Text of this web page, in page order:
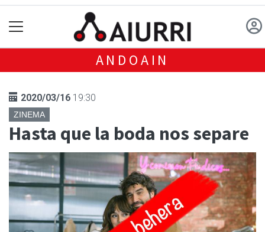
ANDOAIN
2020/03/16 19:30
ZINEMA
Hasta que la boda nos separe